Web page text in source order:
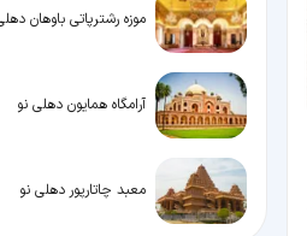
موزه رشترپاتی باوهان
آرامگاه همایون دهلی نو
معبد چاتارپور دهلی نو